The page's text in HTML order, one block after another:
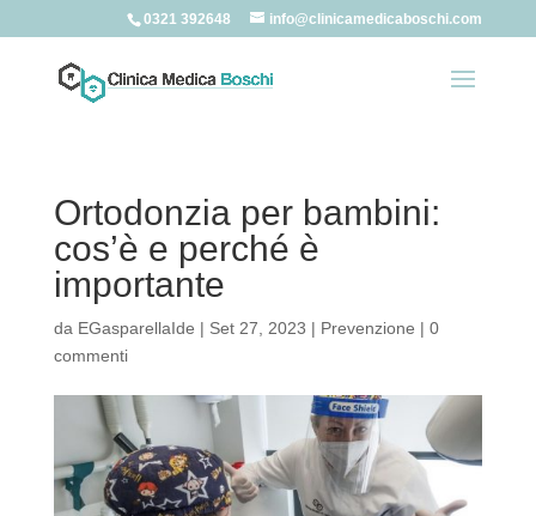
0321 392648 info@clinicamedicaboschi.com
Ortodonzia per bambini:
cos’è e perché è
importante
da EGasparellaIde | Set 27, 2023 | Prevenzione | 0
commenti